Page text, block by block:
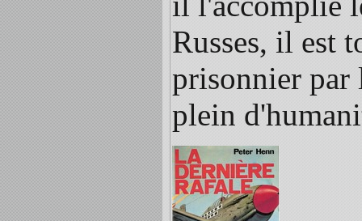
Russes, il est
prisonnier par
plein